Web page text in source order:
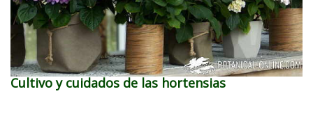
Cultivo y cuidados de las hortensias